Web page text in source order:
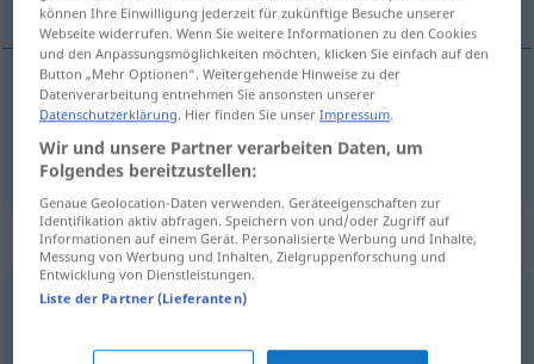
vorläufig tymczasowy
Synonyme für "tymczasowy"
können Ihre Einwilligung jederzeit für zukünftige Besuche unserer
Webseite widerrufen. Wenn Sie weitere Informationen zu den Cookies
und den Anpassungsmöglichkeiten möchten, klicken Sie einfach auf den
Button „Mehr Optionen“. Weitergehende Hinweise zu der
Datenverarbeitung entnehmen Sie ansonsten unserer
Datenschutzerklärung. Hier finden Sie unserImpressum.
Wir und unsere Partner verarbeiten Daten, um
Folgendes bereitzustellen:
Genaue Geolocation-Daten verwenden. Geräteeigenschaften zur
Identifikation aktiv abfragen. Speichern von und/oder Zugriff auf
Informationen auf einem Gerät. Personalisierte Werbung und Inhalte,
Messung von Werbung und Inhalten, Zielgruppenforschung und
Entwicklung von Dienstleistungen.
Liste der Partner (Lieferanten)